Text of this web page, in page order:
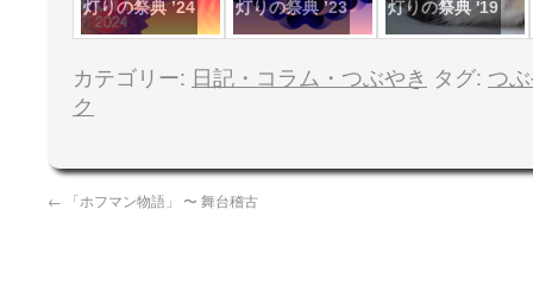
灯りの祭典 ’24 灯りの祭典 ’23 灯りの祭典 '19
カテゴリー: 日記・コラム・つぶやき タグ: つ
ク
← 「ホフマン物語」 〜 舞台稽古